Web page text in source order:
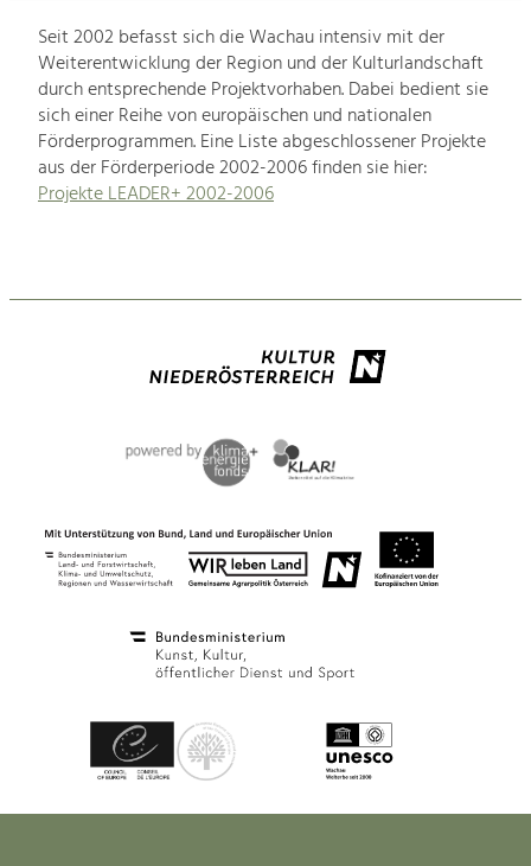
Seit 2002 befasst sich die Wachau intensiv mit der
Weiterentwicklung der Region und der Kulturlandschaft
durch entsprechende Projektvorhaben. Dabei bedient sie
sich einer Reihe von europäischen und nationalen
Förderprogrammen. Eine Liste abgeschlossener Projekte
aus der Förderperiode 2002-2006 finden sie hier:
Projekte LEADER+ 2002-2006